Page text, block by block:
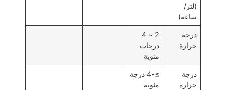
(لتر/
ساعة)
درجة
حرارة
2 ~ 4
درجات
مئوية
درجة
حرارة
≥-4 درجة
مئوية